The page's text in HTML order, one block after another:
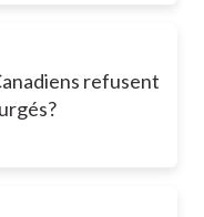
refusent